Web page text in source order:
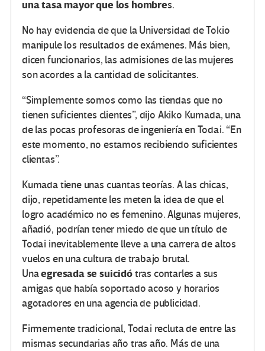
una tasa mayor que los hombres.
No hay evidencia de que la Universidad de Tokio
manipule los resultados de exámenes. Más bien,
dicen funcionarios, las admisiones de las mujeres
son acordes a la cantidad de solicitantes.
“Simplemente somos como las tiendas que no
tienen suficientes clientes”, dijo Akiko Kumada, una
de las pocas profesoras de ingeniería en Todai. “En
este momento, no estamos recibiendo suficientes
clientas”.
Kumada tiene unas cuantas teorías. A las chicas,
dijo, repetidamente les meten la idea de que el
logro académico no es femenino. Algunas mujeres,
añadió, podrían tener miedo de que un título de
Todai inevitablemente lleve a una carrera de altos
vuelos en una cultura de trabajo brutal.
Unaegresada se suicidótras contarles a sus
amigas que había soportado acoso y horarios
agotadores en una agencia de publicidad.
Firmemente tradicional, Todai recluta de entre las
mismas secundarias año tras año. Más de una